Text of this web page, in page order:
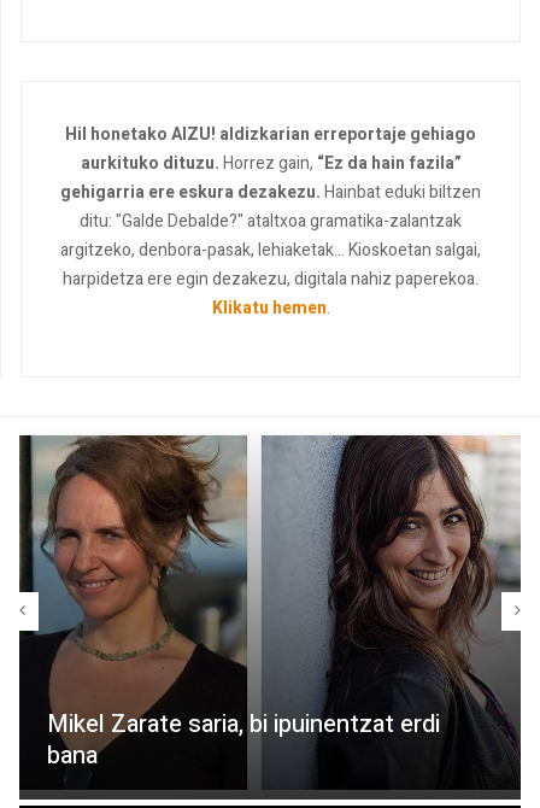
Hil honetako AIZU! aldizkarian erreportaje gehiago
aurkituko dituzu.Horrez gain, “Ez da hain fazila”
gehigarria ere eskura dezakezu.Hainbat eduki biltzen
ditu: "Galde Debalde?" ataltxoa gramatika-zalantzak
argitzeko, denbora-pasak, lehiaketak... Kioskoetan salgai,
harpidetza ere egin dezakezu, digitala nahiz paperekoa.
Klikatu hemen.
Mikel Zarate saria, bi ipuinentzat erdi
bana